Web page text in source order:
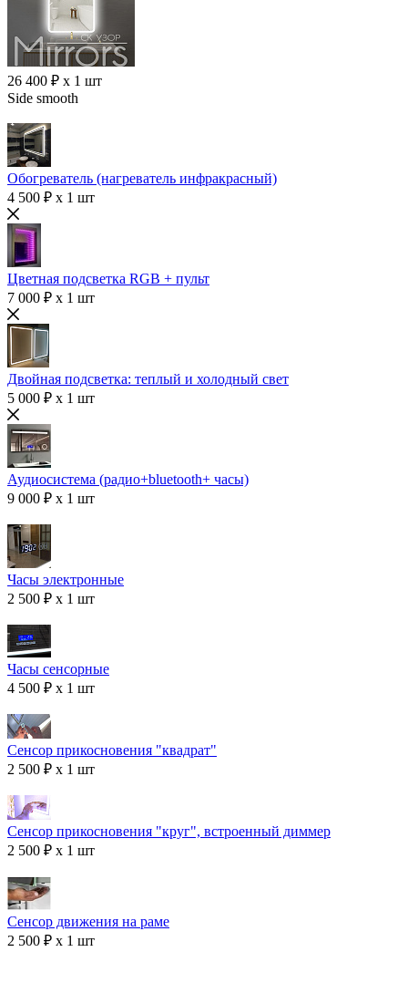
26 400 ₽ x 1 шт
Side smooth
Обогреватель (нагреватель инфракрасный)
4 500 ₽ x 1 шт
Цветная подсветка RGB + пульт
7 000 ₽ x 1 шт
Двойная подсветка: теплый и холодный свет
5 000 ₽ x 1 шт
Аудиосистема (радио+bluetooth+ часы)
9 000 ₽ x 1 шт
Часы электронные
2 500 ₽ x 1 шт
Часы сенсорные
4 500 ₽ x 1 шт
Сенсор прикосновения "квадрат"
2 500 ₽ x 1 шт
Сенсор прикосновения "круг", встроенный диммер
2 500 ₽ x 1 шт
Сенсор движения на раме
2 500 ₽ x 1 шт